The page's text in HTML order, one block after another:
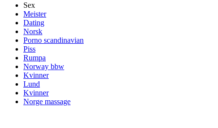
Sex
Meister
Dating
Norsk
Porno scandinavian
Piss
Rumpa
Norway bbw
Kvinner
Lund
Kvinner
Norge massage